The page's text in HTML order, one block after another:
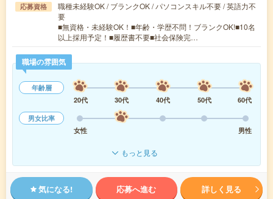
応募資格
職種未経験OK / ブランクOK / パソコンスキル不要 / 英語力不
要
■無資格・未経験OK！■年齢・学歴不問！ブランクOK!■10名
以上採用予定！■履歴書不要■社会保険完…
職場の雰囲気
年齢層
20代
30代 40代 50代
60代
男女比率
女性
男性
もっと見る
気になる! 応募へ進む 詳しく見る